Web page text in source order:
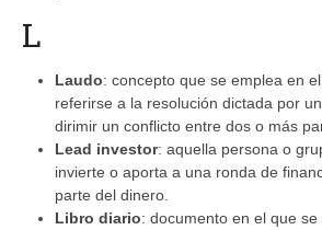
L
Laudo: concepto que se emplea en
referirse a la resolución dictada por
dirimir un conflicto entre dos o más
Lead investor: aquella persona o
invierte o aporta a una ronda de
parte del dinero.
Libro diario: documento en el que